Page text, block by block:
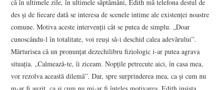
că în ultimele zile, în ultimele săptămâni, Edith mă telefona destul de
des şi de fiecare dată se interesa de scenele intime ale existenţei noastre
comune. Motiva aceste intervenţii cât se putea de simplu. „Doar
cunoscându-l în totalitate, voi reuşi să-i deschid calea adevărului”.
Mărturisea că un pronunţat dezechilibru fiziologic i-ar putea agrava
situaţia. „Calmează-te, îi ziceam. Nopţile petrecute aici, în casa mea,
vor rezolva această dilemă”. Dar, spre surprinderea mea, ca şi cum nu
m-ar fi auzit, ca şi cum nu mi-ar fi înţeles motivarea, Edith insista